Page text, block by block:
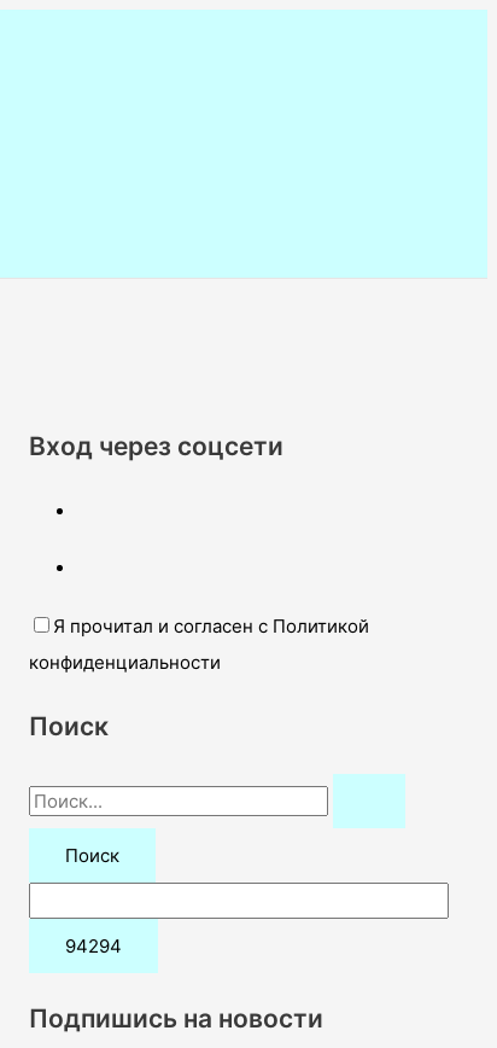
Вход через соцсети
Я прочитал и согласен с Политикой
конфиденциальности
Поиск
П
о
:
Подпишись на новости